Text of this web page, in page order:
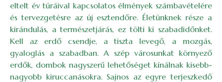
eltelt év túráival kapcsolatos élmények számbavételére
és tervezgetésre az új esztendőre. Életünknek része a
kirándulás, a természetjárás, ez tölti ki szabadidőnket.
Kell az erdő csendje, a tiszta levegő, a mozgás,
gyaloglás a szabadban. A szép városunkat környező
erdők, dombok nagyszerű lehetőséget kínálnak kisebb-
nagyobb kiruccanásokra. Sajnos az egyre terjeszkedő